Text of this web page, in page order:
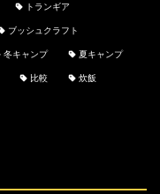
トランギア
ブッシュクラフト
冬キャンプ 夏キャンプ
比較 炊飯